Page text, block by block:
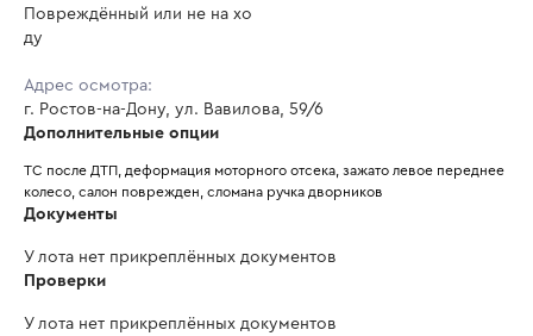
Повреждённый или не на хо
ду
Адрес осмотра:
г. Ростов-на-Дону, ул. Вавилова, 59/6
Дополнительные опции
ТС после ДТП, деформация моторного отсека, зажато левое переднее
колесо, салон поврежден, сломана ручка дворников
Документы
У лота нет прикреплённых документов
Проверки
У лота нет прикреплённых документов